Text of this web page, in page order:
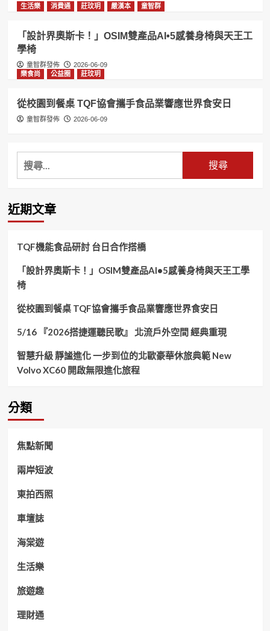
生活樂
消費通 莊玟玥 嚴漢本 童智群
「設計界奧斯卡！」OSIM雙產品AI•5感養身椅與天王工
學椅
童智群發佈
2026-06-09
樂食尚
公益圈 莊玟玥
從校園到餐桌 TQF協會攜手食品業響應世界食安日
童智群發佈 2026-06-09
搜
尋
鍵
字:
近期文章
TQF機能食品研討 台日合作搭橋
「設計界奧斯卡！」OSIM雙產品AI•5感養身椅與天王工學
椅
從校園到餐桌 TQF協會攜手食品業響應世界食安日
5/16 『2026搭捷運聽民歌』 北流戶外空間 經典重現
智慧升級 靜謐進化 一步到位的北歐豪華休旅典範 New
Volvo XC60 開啟無限進化旅程
分類
焦點新聞
兩岸短波
東拍西照
車壇誌
海棠遊
生活樂
旅遊趣
理財通